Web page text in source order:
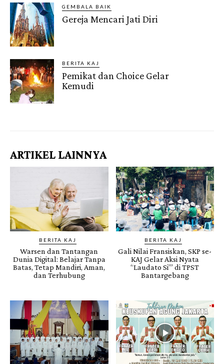
GEMBALA BAIK
Gereja Mencari Jati Diri
BERITA KAJ
Pemikat dan Choice Gelar
Kemudi
Gendis.ID
ARTIKEL LAINNYA
BERITA KAJ
Warsen dan Tantangan
Dunia Digital: Belajar Tanpa
Batas, Tetap Mandiri, Aman,
dan Terhubung
BERITA KAJ
Gali Nilai Fransiskan, SKP se-
KAJ Gelar Aksi Nyata
“Laudato Si’” di TPST
Bantargebang